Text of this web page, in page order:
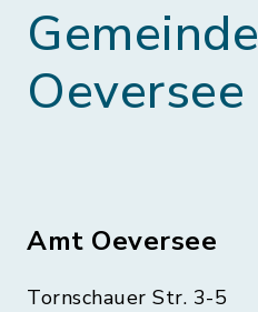
Gemeinde
Oeversee
Amt Oeversee
Tornschauer Str. 3-5